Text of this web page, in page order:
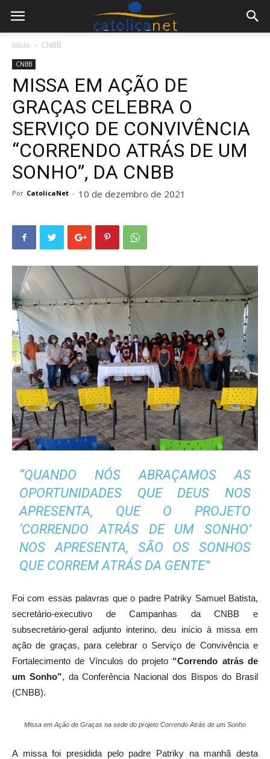
Início CNBB
CNBB
MISSA EM AÇÃO DE
GRAÇAS CELEBRA O
SERVIÇO DE CONVIVÊNCIA
“CORRENDO ATRÁS DE UM
SONHO”, DA CNBB
Por CatolicaNet - 10 de dezembro de 2021
“QUANDO NÓS ABRAÇAMOS AS
OPORTUNIDADES QUE DEUS NOS
APRESENTA, QUE O PROJETO
‘CORRENDO ATRÁS DE UM SONHO’
NOS APRESENTA, SÃO OS SONHOS
QUE CORREM ATRÁS DA GENTE”
Foi com essas palavras que o padre Patriky Samuel Batista,
secretário-executivo de Campanhas da CNBB e
subsecretário-geral adjunto interino, deu início à missa em
ação de graças, para celebrar o Serviço de Convivência e
Fortalecimento de Vínculos do projeto “Correndo atrás de
um Sonho”, da Conferência Nacional dos Bispos do Brasil
(CNBB).
Missa em Ação de Graças na sede do projeto Correndo Atrás de um Sonho
A missa foi presidida pelo padre Patriky na manhã desta